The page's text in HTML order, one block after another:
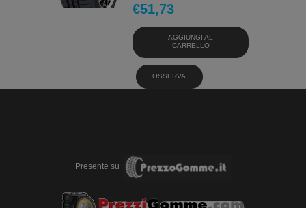
€51,73
AGGIUNGI AL
CARRELLO
OSSERVA
Presente su